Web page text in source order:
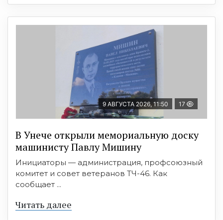
9 АВГУСТА 2026, 11:50 17
В Унече открыли мемориальную доску
машинисту Павлу Мишину
Инициаторы — администрация, профсоюзный
комитет и совет ветеранов ТЧ-46. Как
сообщает ...
Читать далее